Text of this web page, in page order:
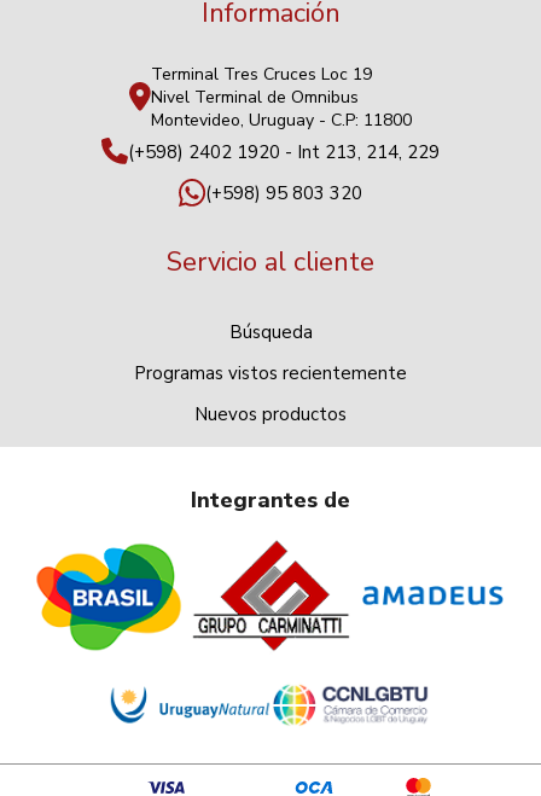
Información
Terminal Tres Cruces Loc 19
Nivel Terminal de Omnibus
Montevideo, Uruguay - C.P: 11800
(+598) 2402 1920 - Int 213, 214, 229
(+598) 95 803 320
Servicio al cliente
Búsqueda
Programas vistos recientemente
Nuevos productos
Integrantes de